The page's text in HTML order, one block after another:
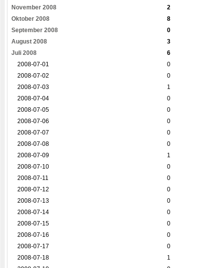
November 2008
2
Oktober 2008
8
September 2008
0
August 2008
3
Juli 2008
6
2008-07-01
0
2008-07-02
0
2008-07-03
1
2008-07-04
0
2008-07-05
0
2008-07-06
0
2008-07-07
0
2008-07-08
0
2008-07-09
1
2008-07-10
0
2008-07-11
0
2008-07-12
0
2008-07-13
0
2008-07-14
0
2008-07-15
0
2008-07-16
0
2008-07-17
0
2008-07-18
1